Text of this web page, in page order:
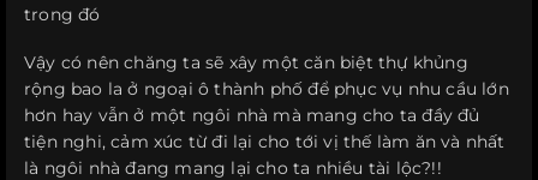
trong đó
Vậy có nên chăng ta sẽ xây một căn biệt thự khủng
rộng bao la ở ngoại ô thành phố để phục vụ nhu cầu lớn
hơn hay vẫn ở một ngôi nhà mà mang cho ta đầy đủ
tiện nghi, cảm xúc từ đi lại cho tới vị thế làm ăn và nhất
là ngôi nhà đang mang lại cho ta nhiều tài lộc?!!